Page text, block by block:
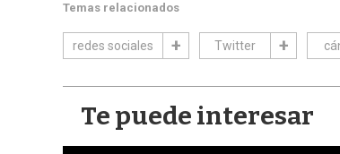
Temas relacionados
redes sociales Twitter
Te puede interesar